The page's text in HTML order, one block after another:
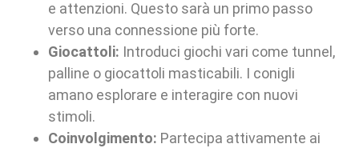
e attenzioni. Questo sarà un primo passo
verso una connessione più forte.
Giocattoli: Introduci giochi vari come tunnel,
palline o giocattoli masticabili. I conigli
amano esplorare e interagire con nuovi
stimoli.
Coinvolgimento: Partecipa attivamente ai